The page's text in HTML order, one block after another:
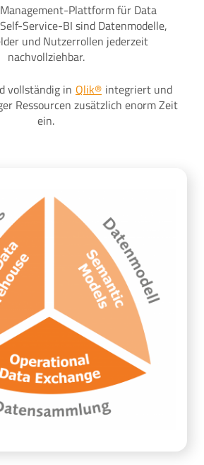
Plattform für Data
Service-BI sind Datenmodelle,
und Nutzerrollen jederzeit
nachvollziehbar.
vollständig in Qlik® integriert und
Ressourcen zusätzlich enorm Zeit
ein.